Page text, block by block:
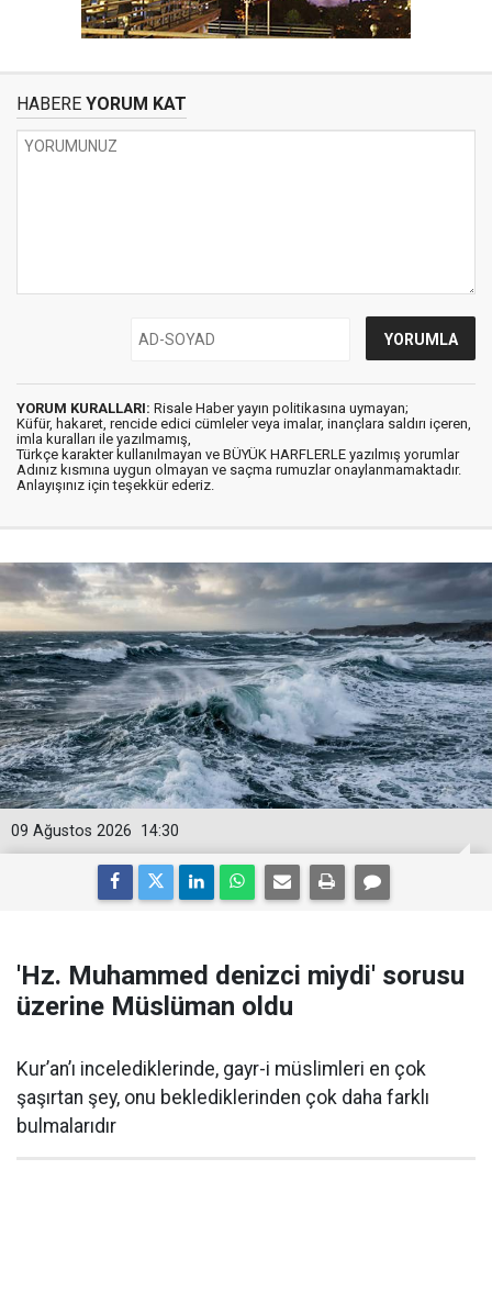
HABERE YORUM KAT
YORUM KURALLARI: Risale Haber yayın politikasına uymayan;
Küfür, hakaret, rencide edici cümleler veya imalar, inançlara saldırı içeren,
imla kuralları ile yazılmamış,
Türkçe karakter kullanılmayan ve BÜYÜK HARFLERLE yazılmış yorumlar
Adınız kısmına uygun olmayan ve saçma rumuzlar onaylanmamaktadır.
Anlayışınız için teşekkür ederiz.
14:30
09 Ağustos 2026
'Hz. Muhammed denizci miydi' sorusu
üzerine Müslüman oldu
Kur’an’ı incelediklerinde, gayr-i müslimleri en çok
şaşırtan şey, onu beklediklerinden çok daha farklı
bulmalarıdır